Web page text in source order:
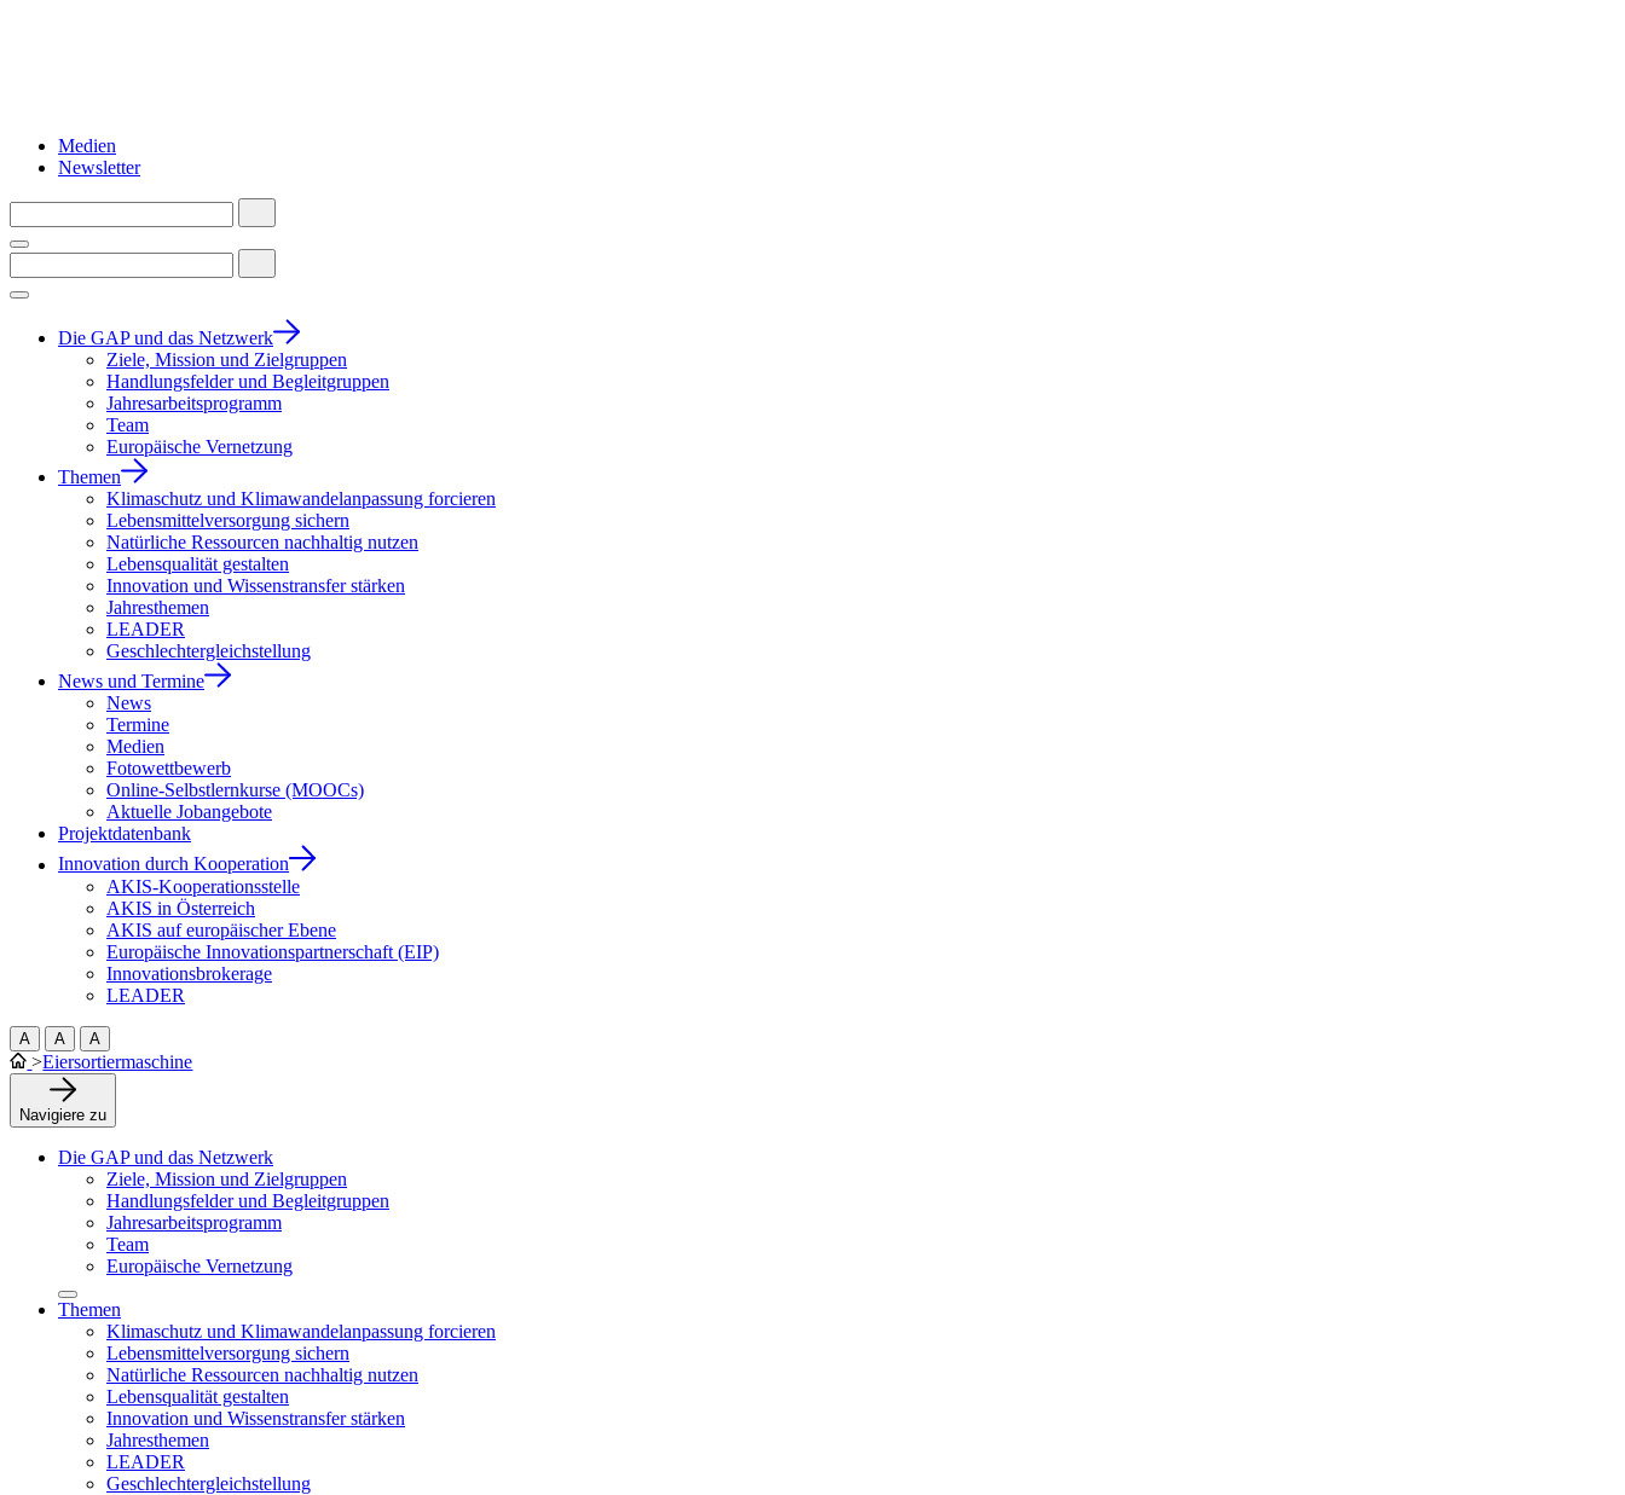
Medien
Newsletter
Die GAP und das Netzwerk
Ziele, Mission und Zielgruppen
Handlungsfelder und Begleitgruppen
Jahresarbeitsprogramm
Team
Europäische Vernetzung
Themen
Klimaschutz und Klimawandelanpassung forcieren
Lebensmittelversorgung sichern
Natürliche Ressourcen nachhaltig nutzen
Lebensqualität gestalten
Innovation und Wissenstransfer stärken
Jahresthemen
LEADER
Geschlechtergleichstellung
News und Termine
News
Termine
Medien
Fotowettbewerb
Online-Selbstlernkurse (MOOCs)
Aktuelle Jobangebote
Projektdatenbank
Innovation durch Kooperation
AKIS-Kooperationsstelle
AKIS in Österreich
AKIS auf europäischer Ebene
Europäische Innovationspartnerschaft (EIP)
Innovationsbrokerage
LEADER
A A A
>Eiersortiermaschine
Navigiere zu
Die GAP und das Netzwerk
Ziele, Mission und Zielgruppen
Handlungsfelder und Begleitgruppen
Jahresarbeitsprogramm
Team
Europäische Vernetzung
Themen
Klimaschutz und Klimawandelanpassung forcieren
Lebensmittelversorgung sichern
Natürliche Ressourcen nachhaltig nutzen
Lebensqualität gestalten
Innovation und Wissenstransfer stärken
Jahresthemen
LEADER
Geschlechtergleichstellung